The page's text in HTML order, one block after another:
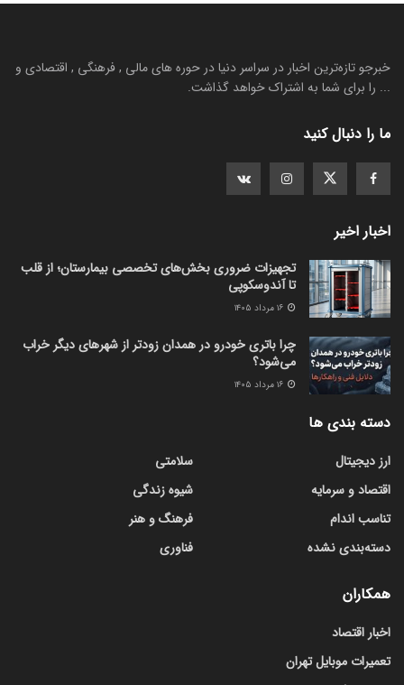
خبرجو تازه‌ترین اخبار در سراسر دنیا در حوره های مالی , فرهنگی , اقتصادی و
... را برای شما به اشتراک خواهد گذاشت.
ما را دنبال کنید
اخبار اخیر
تجهیزات ضروری بخش‌های تخصصی بیمارستان؛ از قلب
تا آندوسکوپی
چرا باتری خودرو در همدان زودتر از شهرهای دیگر خراب
می‌شود؟
دسته بندی ها
ارز دیجیتال
اقتصاد و سرمایه
تناسب اندام
دسته‌بندی نشده
سلامتی
شیوه زندگی
فرهنگ و هنر
فناوری
همکاران
اخبار اقتصاد
تعمیرات موبایل تهران